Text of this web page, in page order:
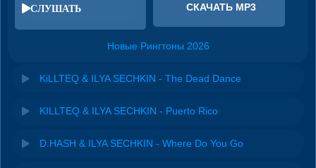
СЛУШАТЬ СКАЧАТЬ MP3
Новые Рингтоны 2026
KiLLTEQ & ILYA SECHKIN - The Dead Dance
KILLTEQ & ILYA SECHKIN - Puerto Rico
D.HASH & ILYA SECHKIN - Where Do You Go